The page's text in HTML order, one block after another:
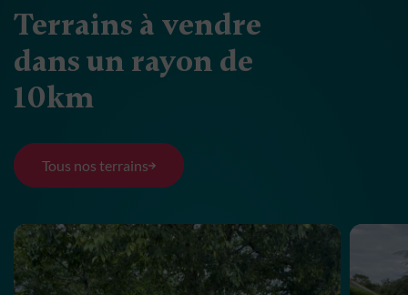
Terrains à vendre
dans un rayon de
10km
Tous nos terrains